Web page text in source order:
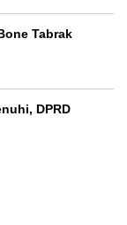
Tabrak
DPRD